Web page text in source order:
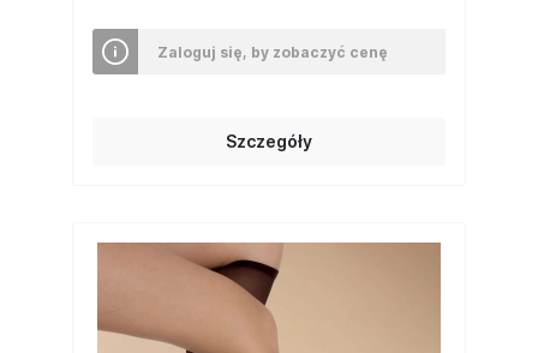
Zaloguj się, by zobaczyć cenę
Szczegóły